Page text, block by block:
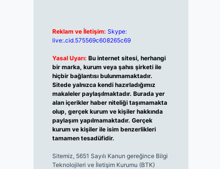
Reklam ve İletişim: Skype:
live:.cid.575569c608265c69
Yasal Uyarı: Bu internet sitesi, herhangi
bir marka, kurum veya şahıs şirketi ile
hiçbir bağlantısı bulunmamaktadır.
Sitede yalnızca kendi hazırladığımız
makaleler paylaşılmaktadır. Burada yer
alan içerikler haber niteliği taşımamakta
olup, gerçek kurum ve kişiler hakkında
paylaşım yapılmamaktadır. Gerçek
kurum ve kişiler ile isim benzerlikleri
tamamen tesadüfidir.
Sitemiz, 5651 Sayılı Kanun gereğince Bilgi
Teknolojileri ve İletişim Kurumu (BTK)